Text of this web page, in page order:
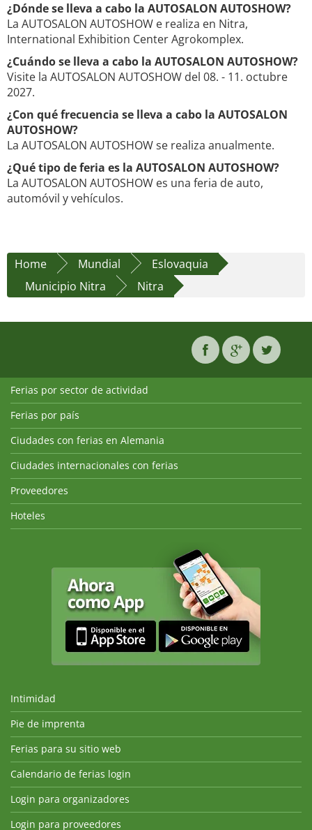
¿Dónde se lleva a cabo la AUTOSALON AUTOSHOW?
La AUTOSALON AUTOSHOW e realiza en Nitra,
International Exhibition Center Agrokomplex.
¿Cuándo se lleva a cabo la AUTOSALON AUTOSHOW?
Visite la AUTOSALON AUTOSHOW del 08. - 11. octubre
2027.
¿Con qué frecuencia se lleva a cabo la AUTOSALON
AUTOSHOW?
La AUTOSALON AUTOSHOW se realiza anualmente.
¿Qué tipo de feria es la AUTOSALON AUTOSHOW?
La AUTOSALON AUTOSHOW es una feria de auto,
automóvil y vehículos.
Home Mundial
Eslovaquia
Municipio Nitra
Nitra
Ferias por sector de actividad
Ferias por país
Ciudades con ferias en Alemania
Ciudades internacionales con ferias
Proveedores
Hoteles
Intimidad
Pie de imprenta
Ferias para su sitio web
Calendario de ferias login
Login para organizadores
Login para proveedores